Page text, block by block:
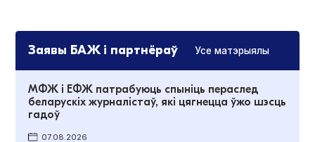
Заявы БАЖ і партнёраў Усе матэрыялы
МФЖ і ЕФЖ патрабуюць спыніць пераслед
беларускіх журналістаў, які цягнецца ўжо шэсць
гадоў
07.08.2026